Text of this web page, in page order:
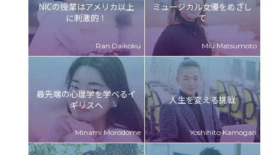
NICの授業はアメリカ以上
に刺激的！
ミュージカル女優をめざし
て
最先端の⼼理学を学べるイ
ギリスへ
人生を変える挑戦